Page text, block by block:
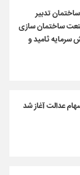
تدبیر
ساختمان سازی
سرمایه ثامید و
عدالت آغاز شد